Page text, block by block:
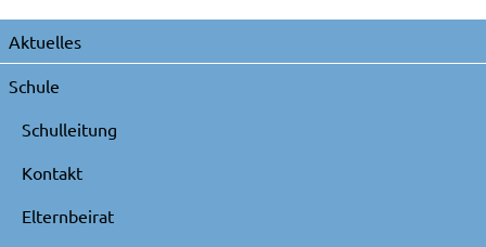
Navigation
überspringen
Aktuelles
Schule
Schulleitung
Kontakt
Elternbeirat